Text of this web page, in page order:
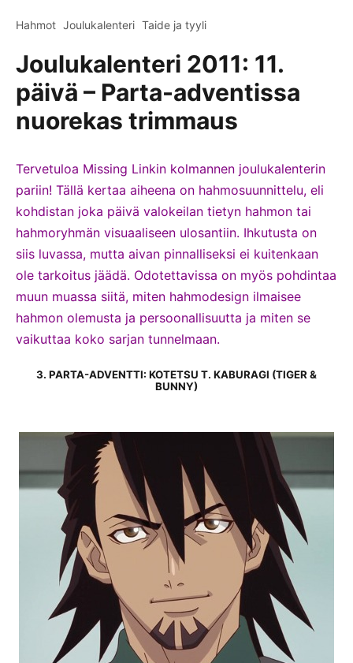
Hahmot Joulukalenteri Taide ja tyyli
Joulukalenteri 2011: 11.
päivä – Parta-adventissa
nuorekas trimmaus
Tervetuloa Missing Linkin kolmannen joulukalenterin
pariin! Tällä kertaa aiheena on hahmosuunnittelu, eli
kohdistan joka päivä valokeilan tietyn hahmon tai
hahmoryhmän visuaaliseen ulosantiin. Ihkutusta on
siis luvassa, mutta aivan pinnalliseksi ei kuitenkaan
ole tarkoitus jäädä. Odotettavissa on myös pohdintaa
muun muassa siitä, miten hahmodesign ilmaisee
hahmon olemusta ja persoonallisuutta ja miten se
vaikuttaa koko sarjan tunnelmaan.
3. PARTA-ADVENTTI: KOTETSU T. KABURAGI (TIGER &
BUNNY)